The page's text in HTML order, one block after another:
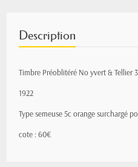
Description
Timbre Préoblitéré No yvert & Tellier
1922
Type semeuse 5c orange surchargé
cote : 60€